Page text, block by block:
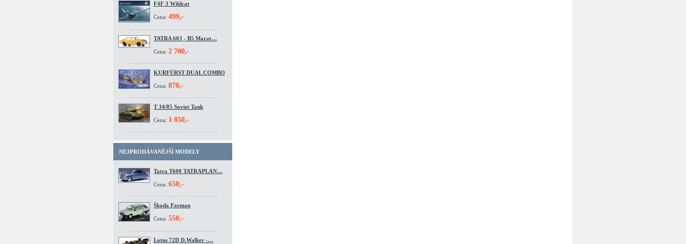
F4F 3 Wildcat
Cena: 499,-
TATRA 603 - B5 Marat…
Cena: 2 700,-
KURFÜRST DUAL COMBO
Cena: 870,-
T 34/85 Soviet Tank
Cena: 1 850,-
NEJPRODÁVANĚJŠÍ MODELY
Tatra T600 TATRAPLAN…
Cena: 650,-
Škoda Forman
Cena: 550,-
Lotus 72D D.Walker -…